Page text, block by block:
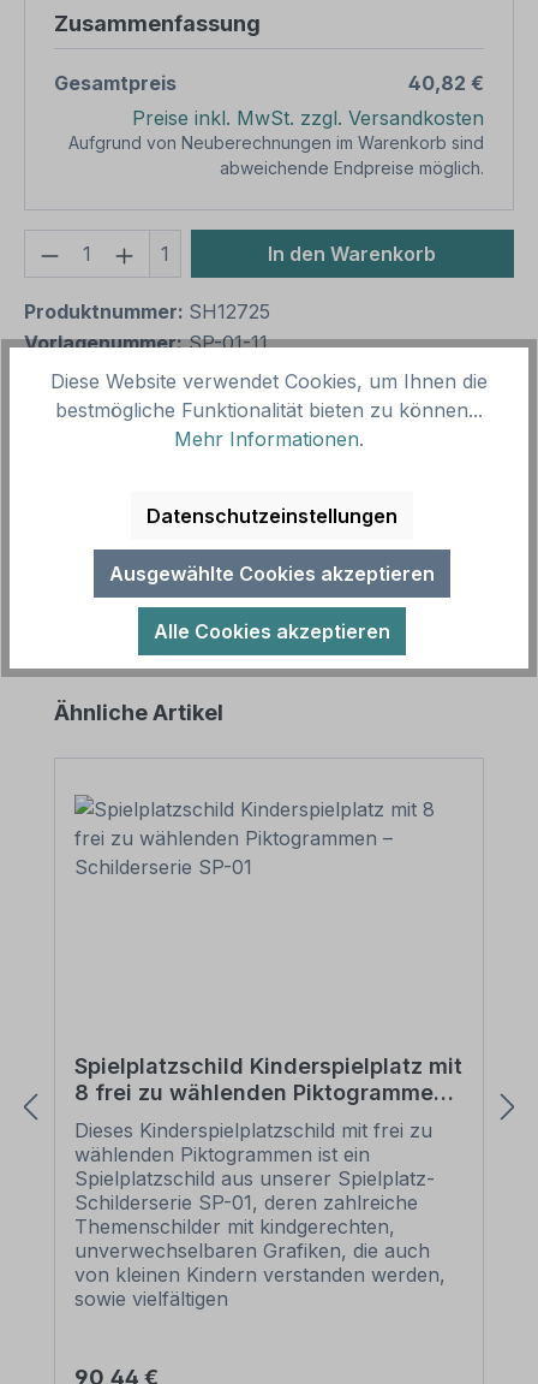
Zusammenfassung
Gesamtpreis
40,82 €
Preise inkl. MwSt. zzgl. Versandkosten
Aufgrund von Neuberechnungen im Warenkorb sind
abweichende Endpreise möglich.
Produkt Anzahl: Gib den
1 In den Warenkorb
Produktnummer: SH12725
Vorlagenummer: SP-01-11
Beschreibung
Spielplatz-, Bolzplatz-…Mehr
Produktgalerie überspringen
Ähnliche Artikel
Spielplatzschild Kinderspielplatz mit
8 frei zu wählenden Piktogrammen –
Schilderserie SP-01
Dieses Kinderspielplatzschild mit frei zu
wählenden Piktogrammen ist ein
Spielplatzschild aus unserer Spielplatz-
Schilderserie SP-01, deren zahlreiche
Themenschilder mit kindgerechten,
unverwechselbaren Grafiken, die auch
von kleinen Kindern verstanden werden,
sowie vielfältigen
zahlreichen Piktogrammen ein auf Ihre
Regulärer Preis:
90,44 €
Diese Website verwendet Cookies, um Ihnen die
bestmögliche Funktionalität bieten zu können...
Mehr Informationen.
Datenschutzeinstellungen
Ausgewählte Cookies akzeptieren
Alle Cookies akzeptieren